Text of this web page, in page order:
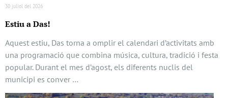
30 juliol del 2026
Estiu a Das!
Aquest estiu, Das torna a omplir el calendari d’activitats amb
una programació que combina música, cultura, tradició i festa
popular. Durant el mes d’agost, els diferents nuclis del
municipi es conver …